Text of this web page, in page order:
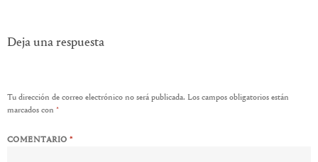
Deja una respuesta
Tu dirección de correo electrónico no será publicada. Los campos obligatorios están
marcados con *
COMENTARIO*